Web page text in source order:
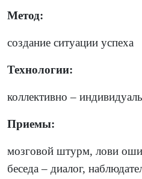
Метод:
создание ситуации успеха
Технологии:
коллективно –
Приемы:
мозговой штурм, лови
беседа – диалог,